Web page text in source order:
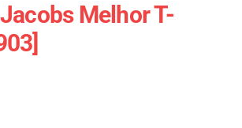
Melhor T-